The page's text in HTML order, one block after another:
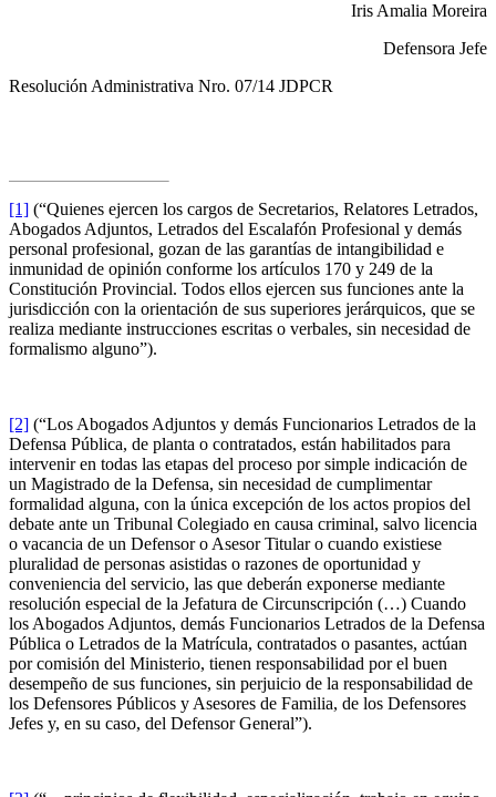
Iris Amalia Moreira
Defensora Jefe
Resolución Administrativa Nro. 07/14 JDPCR
[1] (“Quienes ejercen los cargos de Secretarios, Relatores Letrados,
Abogados Adjuntos, Letrados del Escalafón Profesional y demás
personal profesional, gozan de las garantías de intangibilidad e
inmunidad de opinión conforme los artículos 170 y 249 de la
Constitución Provincial. Todos ellos ejercen sus funciones ante la
jurisdicción con la orientación de sus superiores jerárquicos, que se
realiza mediante instrucciones escritas o verbales, sin necesidad de
formalismo alguno”).
[2] (“Los Abogados Adjuntos y demás Funcionarios Letrados de la
Defensa Pública, de planta o contratados, están habilitados para
intervenir en todas las etapas del proceso por simple indicación de
un Magistrado de la Defensa, sin necesidad de cumplimentar
formalidad alguna, con la única excepción de los actos propios del
debate ante un Tribunal Colegiado en causa criminal, salvo licencia
o vacancia de un Defensor o Asesor Titular o cuando existiese
pluralidad de personas asistidas o razones de oportunidad y
conveniencia del servicio, las que deberán exponerse mediante
resolución especial de la Jefatura de Circunscripción (…) Cuando
los Abogados Adjuntos, demás Funcionarios Letrados de la Defensa
Pública o Letrados de la Matrícula, contratados o pasantes, actúan
por comisión del Ministerio, tienen responsabilidad por el buen
desempeño de sus funciones, sin perjuicio de la responsabilidad de
los Defensores Públicos y Asesores de Familia, de los Defensores
Jefes y, en su caso, del Defensor General”).